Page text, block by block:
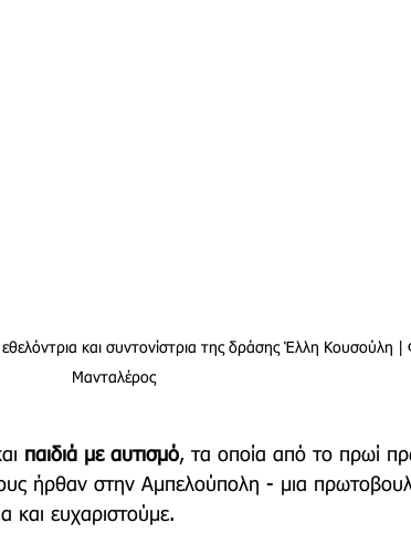
και συντονίστρια της δράσης Έλλη Κουσούλη |
Μανταλέρος
παιδιά με αυτισμό, τα οποία από το πρωί
ήρθαν στην Αμπελούπολη - μια
και ευχαριστούμε.